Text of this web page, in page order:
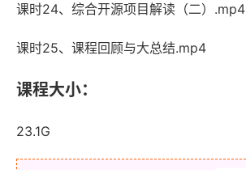
课时24、综合开源项目解读（二）.mp4
课时25、课程回顾与大总结.mp4
课程大小：
23.1G